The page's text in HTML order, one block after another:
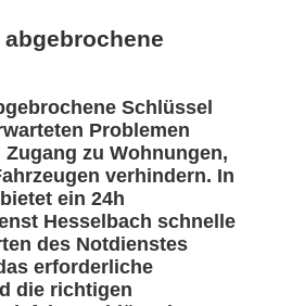
Schlüssel
Problemen
zu Wohnungen,
verhindern. In
ein 24h
Hesselbach schnelle
des Notdienstes
erforderliche
die richtigen